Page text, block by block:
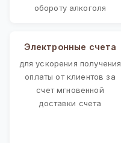
обороту алкоголя
Электронные счета
для ускорения получения
оплаты от клиентов за
счет мгновенной
доставки счета